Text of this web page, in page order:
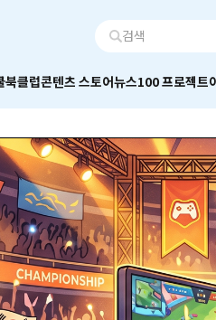
북클럽콘텐츠 스토어뉴스100 프로젝트